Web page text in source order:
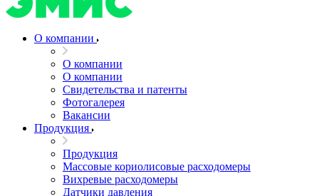
О компании
О компании
О компании
Свидетельства и патенты
Фотогалерея
Вакансии
Продукция
Продукция
Массовые кориолисовые расходомеры
Вихревые расходомеры
Датчики давления